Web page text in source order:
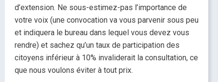
d’extension. Ne sous-estimez-pas l’importance de
votre voix (une convocation va vous parvenir sous peu
et indiquera le bureau dans lequel vous devez vous
rendre) et sachez qu’un taux de participation des
citoyens inférieur à 10% invaliderait la consultation, ce
que nous voulons éviter à tout prix.